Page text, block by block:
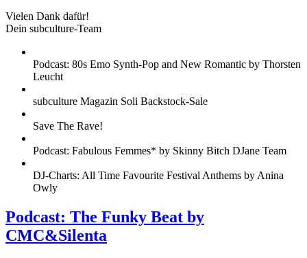
Vielen Dank dafür!
Dein subculture-Team
Podcast: 80s Emo Synth-Pop and New Romantic by Thorsten
Leucht
subculture Magazin Soli Backstock-Sale
Save The Rave!
Podcast: Fabulous Femmes* by Skinny Bitch DJane Team
DJ-Charts: All Time Favourite Festival Anthems by Anina
Owly
Podcast: The Funky Beat by
CMC&Silenta